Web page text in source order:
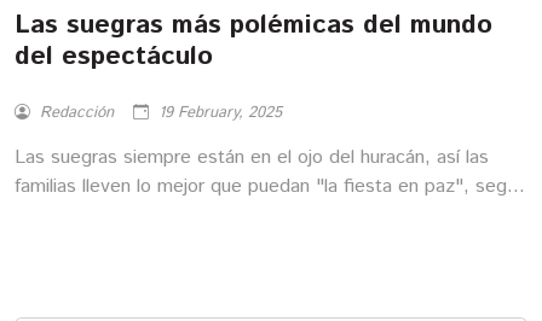
Las suegras más polémicas del mundo
del espectáculo
Redacción 19 February, 2025
Las suegras siempre están en el ojo del huracán, así las
familias lleven lo mejor que puedan "la fiesta en paz", según